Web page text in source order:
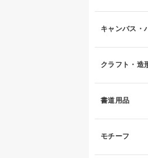
キャンバス・
クラフト・造
書道用品
モチーフ